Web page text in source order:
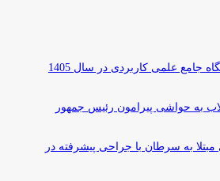
علمی کاربردی در سال 1405
به حواشی پیرامون رئیس جمهور
به سرطان با جراحی پیشرفته در